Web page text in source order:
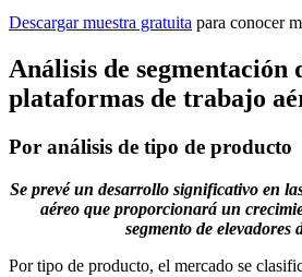
Descargar muestra gratuita para conocer
Análisis de segmentación
plataformas de trabajo
Por análisis de tipo de producto
Se prevé un desarrollo significativo en
aéreo que proporcionará un
segmento de elevadores
Por tipo de producto, el mercado se